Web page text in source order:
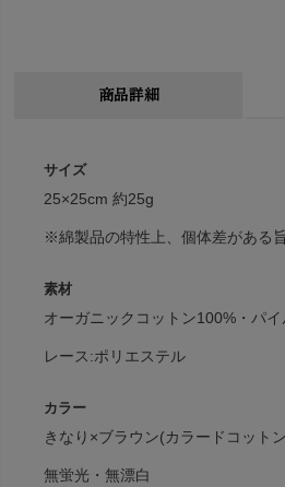
商品詳細
サイズ
25×25cm 約25g
※綿製品の特性上、個体差がある
素材
オーガニックコットン100%・パイ
レース:ポリエステル
カラー
きなり×ブラウン(カラードコット
無蛍光・無漂白